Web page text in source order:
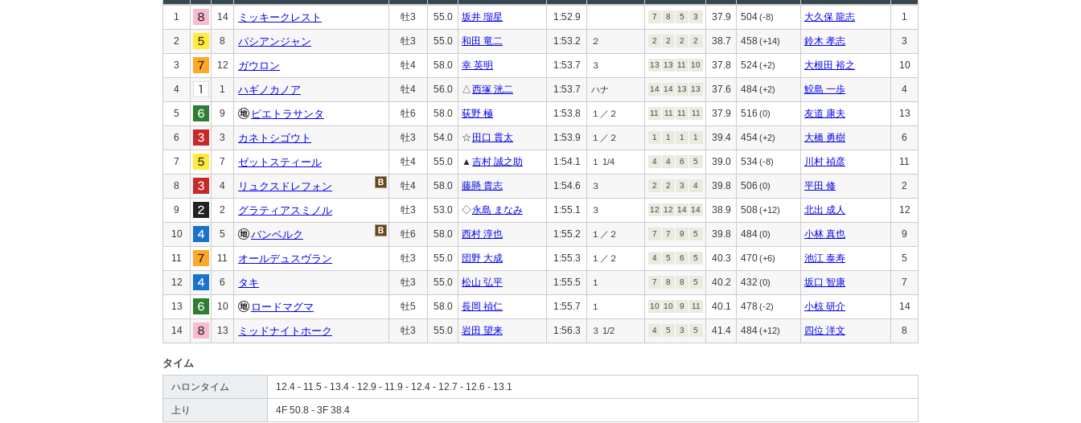
1 14 ミッキークレスト 牡3 55.0 坂井 瑠星 1:52.9 7 8 5 3 37.9 504(-8) 大久保 龍志 1
2 8 パシアンジャン 牡3 55.0 和田 竜二 1:53.2 ２ 2 2 2 2 38.7 458 (+14) 鈴木 孝志 3
3 12 ガウロン 牡4 58.0 幸 英明 1:53.7 ３ 13 13 11 10 37.8 524(+2) 大根田 裕之 10
4 1 ハギノカノア 牡4 56.0 △西塚 洸二 1:53.7 ハナ 14 14 13 13 37.6 484(+2) 鮫島 一歩 4
5 9 ピエトラサンタ 牡6 58.0 荻野 極 1:53.8 １／２ 11 11 11 11 37.9 516 (0) 友道 康夫 13
6 3 カネトシゴウト 牡3 54.0 ☆ 田口 貫太 1:53.9 １／２ 1 1 1 1 39.4 454(+2) 大橋 勇樹 6
7 7 ゼットスティール 牡4 55.0 ▲ 吉村 誠之助 1:54.1 １ 1/4 4 4 6 5 39.0 534(-8) 川村 禎彦 11
8 4 リュクスドレフォン 牡4 58.0 藤懸 貴志 1:54.6 ３ 2 2 3 4 39.8 506 (0) 平田 修 2
9 2 グラティアスミノル 牡3 53.0 ◇永島 まなみ 1:55.1 ３ 12 12 14 14 38.9 508(+12) 北出 成人 12
10 5 バンベルク 牡6 58.0 西村 淳也 1:55.2 １／２ 7 7 9 5 39.8 484(0) 小林 真也 9
11 11 オールデュスヴラン 牡3 55.0 団野 大成 1:55.3 １／２ 4 5 6 5 40.3 470(+6) 池江 泰寿 5
12 6 タキ 牡3 55.0 松山 弘平 1:55.5 １ 7 8 8 5 40.2 432 (0) 坂口 智康 7
13 10 ロードマグマ 牡5 58.0 長岡 禎仁 1:55.7 １ 10 10 9 11 40.1 478(-2) 小椋 研介 14
14 13 ミッドナイトホーク 牡3 55.0 岩田 望来 1:56.3 ３ 1/2 4 5 3 5 41.4 484(+12) 四位 洋文 8
タイム
ハロンタイム 12.4 - 11.5 - 13.4 - 12.9 - 11.9 - 12.4 - 12.7 - 12.6 - 13.1
上り 4F 50.8 - 3F 38.4